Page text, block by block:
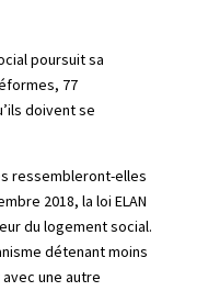
poursuit sa
77
doivent se
ressembleront-elles
2018, la loi ELAN
du logement social.
détenant moins
une autre